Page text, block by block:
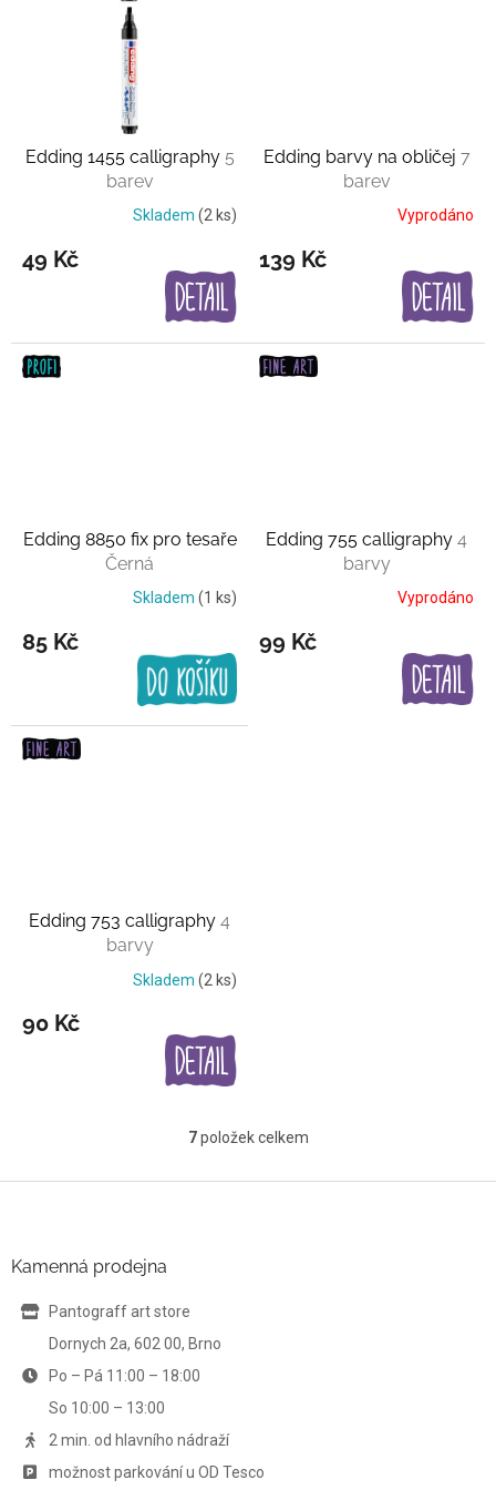
Edding 1455 calligraphy 5
barev
Skladem (2 ks)
49 Kč
Edding barvy na obličej 7
barev
Vyprodáno
139 Kč
Edding 8850 fix pro tesaře
Černá
Skladem (1 ks)
85 Kč
Edding 755 calligraphy 4
barvy
Vyprodáno
99 Kč
Edding 753 calligraphy 4
barvy
Skladem (2 ks)
90 Kč
O
l
p
i
7položek celkem
Kamenná prodejna
Pantograff art store
Dornych 2a, 602 00, Brno
Po – Pá 11:00 – 18:00
So 10:00 – 13:00
2 min. od hlavního nádraží
možnost parkování u OD Tesco